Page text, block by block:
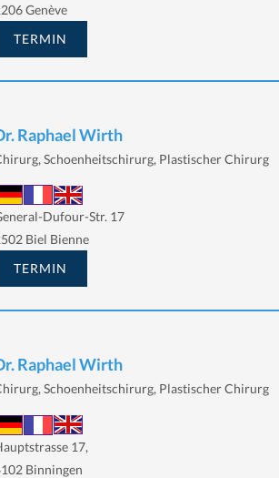
Genève
TERMIN
Raphael Wirth
Schoenheitschirurg, Plastischer Chirurg
Dufour-Str. 17
Biel Bienne
TERMIN
Raphael Wirth
Schoenheitschirurg, Plastischer Chirurg
17,
Binningen